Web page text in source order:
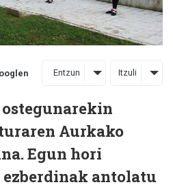
Entzun Itzuli
ostegunarekin
Aurkako
Egun hori
antolatu